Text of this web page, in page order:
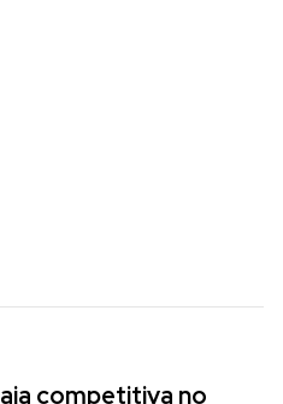
competitiva no